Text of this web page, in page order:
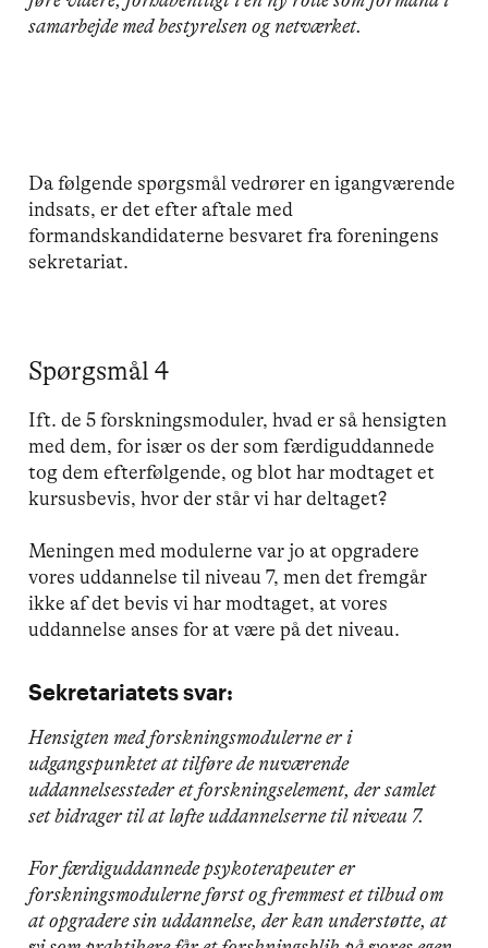
samarbejde med bestyrelsen og netværket.
Da følgende spørgsmål vedrører en igangværende
indsats, er det efter aftale med
formandskandidaterne besvaret fra foreningens
sekretariat.
Spørgsmål 4
Ift. de 5 forskningsmoduler, hvad er så hensigten
med dem, for især os der som færdiguddannede
tog dem efterfølgende, og blot har modtaget et
kursusbevis, hvor der står vi har deltaget?
Meningen med modulerne var jo at opgradere
vores uddannelse til niveau 7, men det fremgår
ikke af det bevis vi har modtaget, at vores
uddannelse anses for at være på det niveau.
Sekretariatets svar:
Hensigten med forskningsmodulerne er i
udgangspunktet at tilføre de nuværende
uddannelsessteder et forskningselement, der samlet
set bidrager til at løfte uddannelserne til niveau 7.
For færdiguddannede psykoterapeuter er
forskningsmodulerne først og fremmest et tilbud om
at opgradere sin uddannelse, der kan understøtte, at